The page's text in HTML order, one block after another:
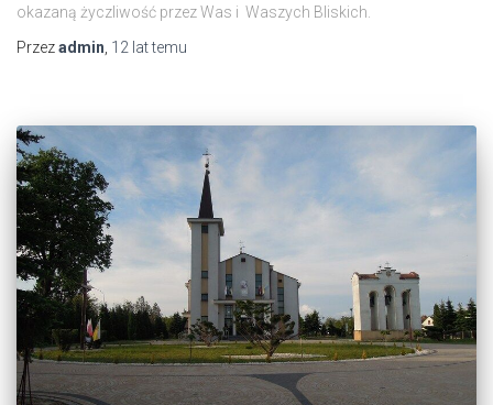
okazaną życzliwość przez Was i Waszych Bliskich.
Przezadmin 12 lattemu